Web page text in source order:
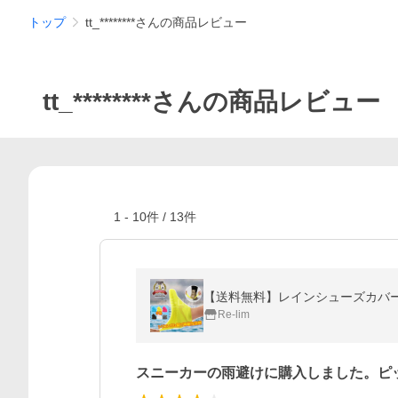
トップ tt_********さんの商品レビュー
tt_********さんの商品レビュー
1 - 10件 / 13件
Re-lim
スニーカーの雨避けに購入しました。